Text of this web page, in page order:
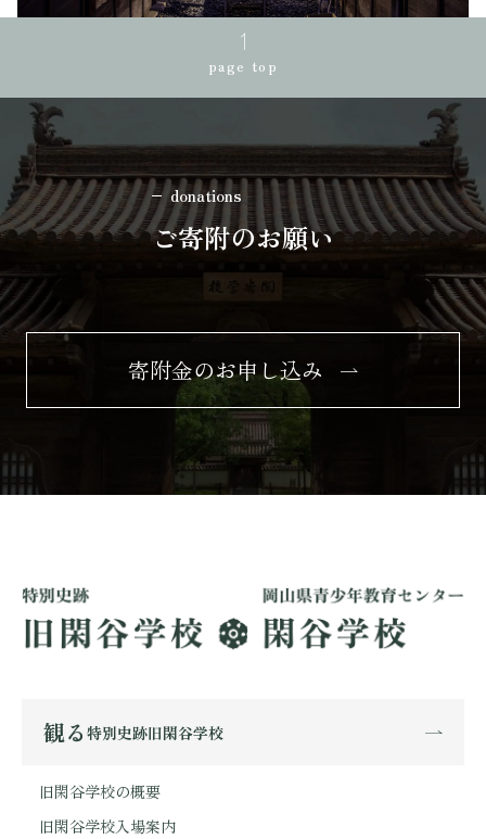
page top
donations
ご寄附のお願い
寄附金のお申し込み
観る 特別史跡旧閑谷学校
旧閑谷学校の概要
旧閑谷学校入場案内